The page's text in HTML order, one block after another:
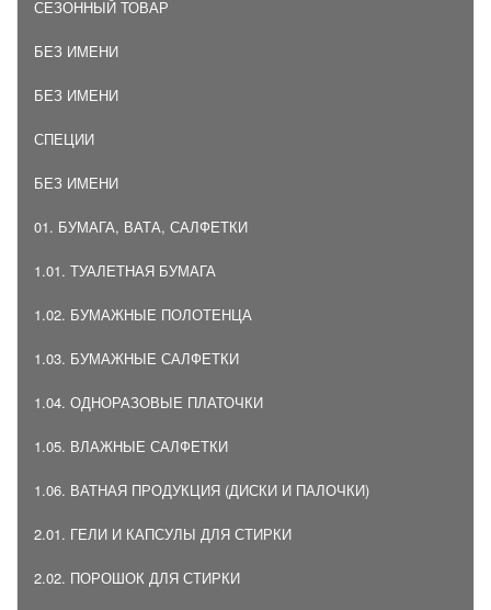
СЕЗОННЫЙ ТОВАР
БЕЗ ИМЕНИ
БЕЗ ИМЕНИ
СПЕЦИИ
БЕЗ ИМЕНИ
01. БУМАГА, ВАТА, САЛФЕТКИ
1.01. ТУАЛЕТНАЯ БУМАГА
1.02. БУМАЖНЫЕ ПОЛОТЕНЦА
1.03. БУМАЖНЫЕ САЛФЕТКИ
1.04. ОДНОРАЗОВЫЕ ПЛАТОЧКИ
1.05. ВЛАЖНЫЕ САЛФЕТКИ
1.06. ВАТНАЯ ПРОДУКЦИЯ (ДИСКИ И ПАЛОЧКИ)
2.01. ГЕЛИ И КАПСУЛЫ ДЛЯ СТИРКИ
2.02. ПОРОШОК ДЛЯ СТИРКИ